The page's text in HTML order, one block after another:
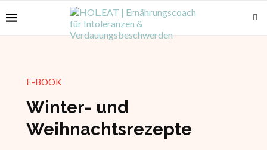
E-BOOK
Winter- und
Weihnachtsrezepte